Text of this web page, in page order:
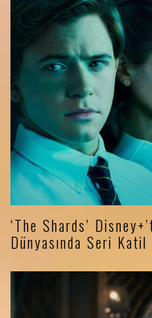
‘The Shards’
Dünyasında Seri Katil